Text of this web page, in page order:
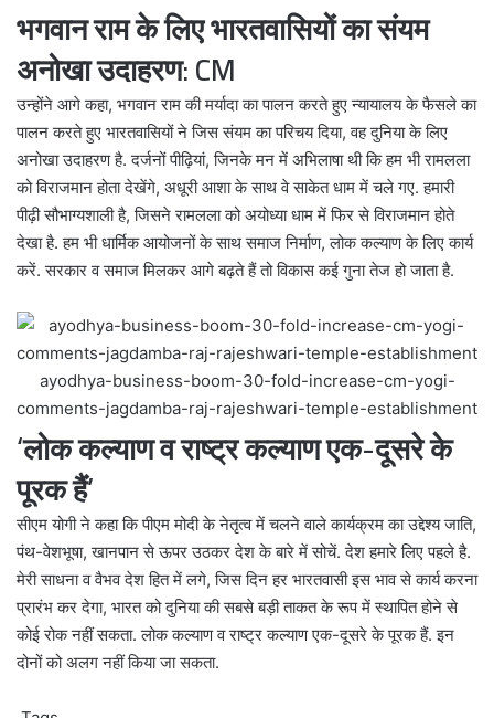
भगवान राम के लिए भारतवासियों का संयम
अनोखा उदाहरण: CM
उन्होंने आगे कहा, भगवान राम की मर्यादा का पालन करते हुए न्यायालय के फैसले का
पालन करते हुए भारतवासियों ने जिस संयम का परिचय दिया, वह दुनिया के लिए
अनोखा उदाहरण है. दर्जनों पीढ़ियां, जिनके मन में अभिलाषा थी कि हम भी रामलला
को विराजमान होता देखेंगे, अधूरी आशा के साथ वे साकेत धाम में चले गए. हमारी
पीढ़ी सौभाग्यशाली है, जिसने रामलला को अयोध्या धाम में फिर से विराजमान होते
देखा है. हम भी धार्मिक आयोजनों के साथ समाज निर्माण, लोक कल्याण के लिए कार्य
करें. सरकार व समाज मिलकर आगे बढ़ते हैं तो विकास कई गुना तेज हो जाता है.
ayodhya-business-boom-30-fold-increase-cm-yogi-
comments-jagdamba-raj-rajeshwari-temple-establishment
‘लोक कल्याण व राष्ट्र कल्याण एक-दूसरे के
पूरक हैं’
सीएम योगी ने कहा कि पीएम मोदी के नेतृत्व में चलने वाले कार्यक्रम का उद्देश्य जाति,
पंथ-वेशभूषा, खानपान से ऊपर उठकर देश के बारे में सोचें. देश हमारे लिए पहले है.
मेरी साधना व वैभव देश हित में लगे, जिस दिन हर भारतवासी इस भाव से कार्य करना
प्रारंभ कर देगा, भारत को दुनिया की सबसे बड़ी ताकत के रूप में स्थापित होने से
कोई रोक नहीं सकता. लोक कल्याण व राष्ट्र कल्याण एक-दूसरे के पूरक हैं. इन
दोनों को अलग नहीं किया जा सकता.